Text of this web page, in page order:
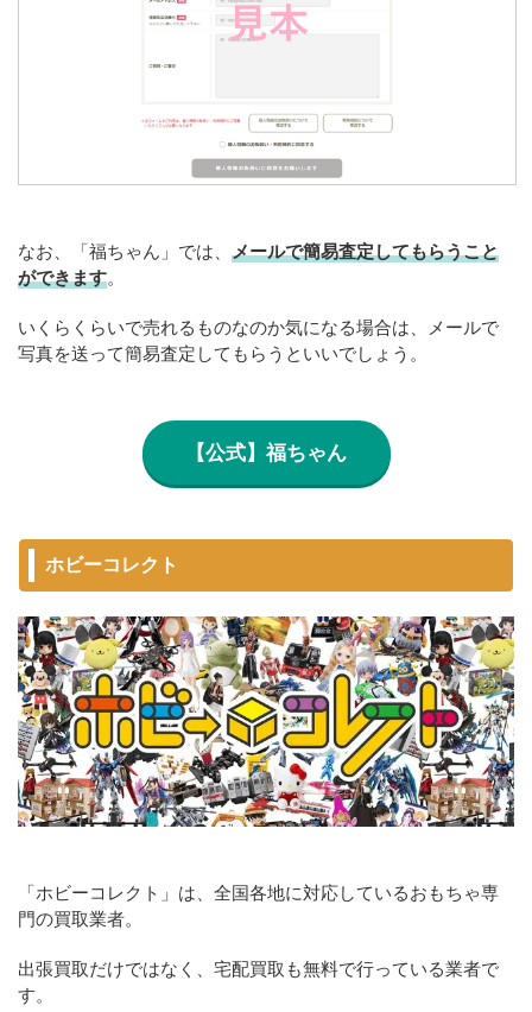
なお、「福ちゃん」では、 メールで簡易査定してもらうこと
ができます。
いくらくらいで売れるものなのか気になる場合は、メールで
写真を送って簡易査定してもらうといいでしょう。
【公式】福ちゃん
ホビーコレクト
「ホビーコレクト」は、全国各地に対応しているおもちゃ専
門の買取業者。
出張買取だけではなく、宅配買取も無料で行っている業者で
す。